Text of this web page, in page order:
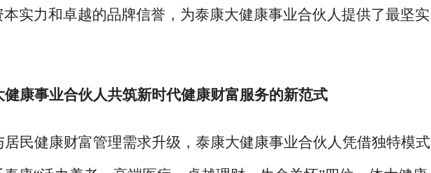
实力和卓越的品牌信誉，为泰康大健康事业合伙人提供了最坚实
康事业合伙人共筑新时代健康财富服务的新范式
居民健康财富管理需求升级，泰康大健康事业合伙人凭借独特模式